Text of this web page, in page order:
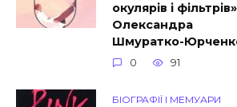
окулярів і фільтрів»
Олександра
Шмуратко-
0 91
БІОГРАФІЇ І МЕМУАРИ